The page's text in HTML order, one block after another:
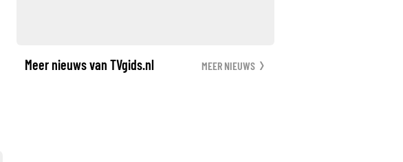
Meer nieuws van TVgids.nl MEER NIEUWS